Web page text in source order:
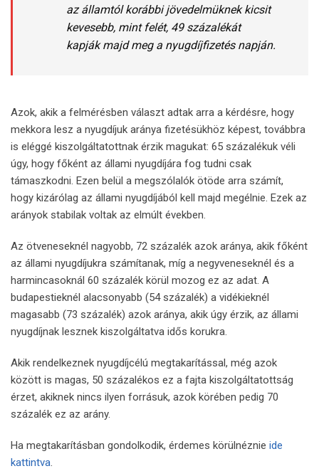
az államtól korábbi jövedelmüknek kicsit
kevesebb, mint felét, 49 százalékát
kapják majd meg a nyugdíjfizetés napján.
Azok, akik a felmérésben választ adtak arra a kérdésre, hogy
mekkora lesz a nyugdíjuk aránya fizetésükhöz képest, továbbra
is eléggé kiszolgáltatottnak érzik magukat: 65 százalékuk véli
úgy, hogy főként az állami nyugdíjára fog tudni csak
támaszkodni. Ezen belül a megszólalók ötöde arra számít,
hogy kizárólag az állami nyugdíjából kell majd megélnie. Ezek az
arányok stabilak voltak az elmúlt években.
Az ötveneseknél nagyobb, 72 százalék azok aránya, akik főként
az állami nyugdíjukra számítanak, míg a negyveneseknél és a
harmincasoknál 60 százalék körül mozog ez az adat. A
budapestieknél alacsonyabb (54 százalék) a vidékieknél
magasabb (73 százalék) azok aránya, akik úgy érzik, az állami
nyugdíjnak lesznek kiszolgáltatva idős korukra.
Akik rendelkeznek nyugdíjcélú megtakarítással, még azok
között is magas, 50 százalékos ez a fajta kiszolgáltatottság
érzet, akiknek nincs ilyen forrásuk, azok körében pedig 70
százalék ez az arány.
Ha megtakarításban gondolkodik, érdemes körülnéznie ide
kattintva.